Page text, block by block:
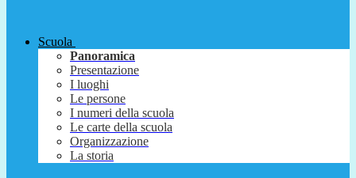
Scuola
Panoramica
Presentazione
I luoghi
Le persone
I numeri della scuola
Le carte della scuola
Organizzazione
La storia